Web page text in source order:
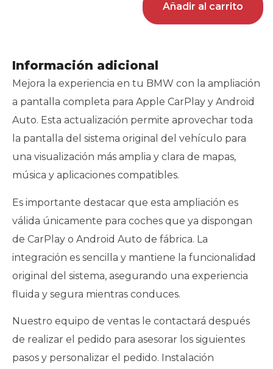
Añadir al carrito
Información adicional
Mejora la experiencia en tu BMW con la ampliación
a pantalla completa para Apple CarPlay y Android
Auto. Esta actualización permite aprovechar toda
la pantalla del sistema original del vehículo para
una visualización más amplia y clara de mapas,
música y aplicaciones compatibles.
Es importante destacar que esta ampliación es
válida únicamente para coches que ya dispongan
de CarPlay o Android Auto de fábrica. La
integración es sencilla y mantiene la funcionalidad
original del sistema, asegurando una experiencia
fluida y segura mientras conduces.
Nuestro equipo de ventas le contactará después
de realizar el pedido para asesorar los siguientes
pasos y personalizar el pedido. Instalación